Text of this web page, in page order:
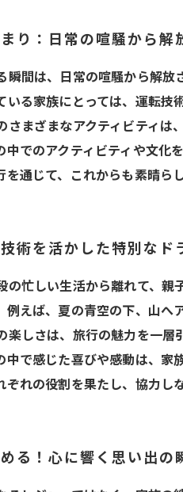
り：日常の喧騒から解
瞬間は、日常の喧騒から解
いる家族にとっては、運転技
さまざまなアクティビティは
中でのアクティビティや文化
を通じて、これからも素晴ら
術を活かした特別なド
の忙しい生活から離れて、
例えば、夏の青空の下、山へ
楽しさは、旅行の魅力を一層
中で感じた喜びや感動は、
ぞれの役割を果たし、協力し
る！心に響く思い出の